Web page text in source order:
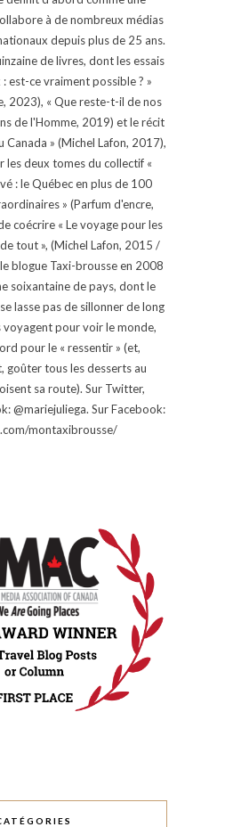
à de nombreux médias
depuis plus de 25 ans.
de livres, dont les essais
: est-ce vraiment possible ? »
2023), « Que reste-t-il de nos
de l'Homme, 2019) et le récit
Canada » (Michel Lafon, 2017),
les deux tomes du collectif «
: le Québec en plus de 100
» (Parfum d'encre,
coécrire « Le voyage pour les
tout », (Michel Lafon, 2015 /
blogue Taxi-brousse en 2008
soixantaine de pays, dont le
lasse pas de sillonner de long
voyagent pour voir le monde,
pour le « ressentir » (et,
goûter tous les desserts au
sa route). Sur Twitter,
@mariejuliega. Sur Facebook:
montaxibrousse/